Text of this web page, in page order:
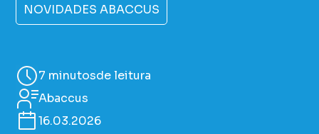
NOVIDADES ABACCUS
7 minutosde leitura
Abaccus
16.03.2026